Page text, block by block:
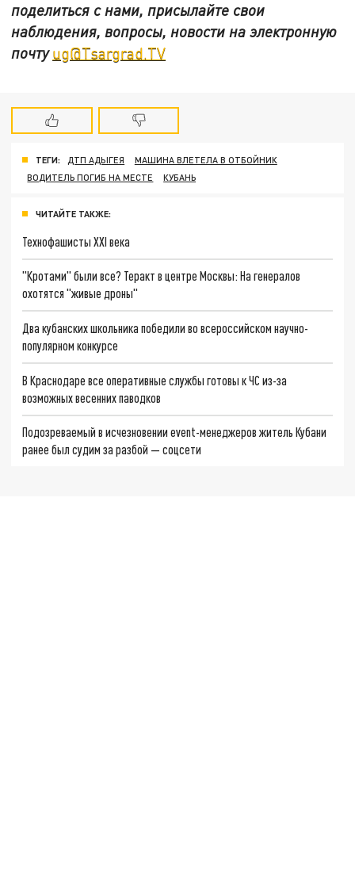
поделиться с нами, присылайте свои
наблюдения, вопросы, новости на электронную
почтуug@Tsargrad.TV
ТЕГИ: ДТП АДЫГЕЯ
МАШИНА ВЛЕТЕЛА В ОТБОЙНИК
ВОДИТЕЛЬ ПОГИБ НА МЕСТЕ
КУБАНЬ
ЧИТАЙТЕ ТАКЖЕ:
Технофашисты XXI века
"Кротами" были все? Теракт в центре Москвы: На генералов
охотятся "живые дроны"
Два кубанских школьника победили во всероссийском научно-
популярном конкурсе
В Краснодаре все оперативные службы готовы к ЧС из-за
возможных весенних паводков
Подозреваемый в исчезновении event-менеджеров житель Кубани
ранее был судим за разбой — соцсети